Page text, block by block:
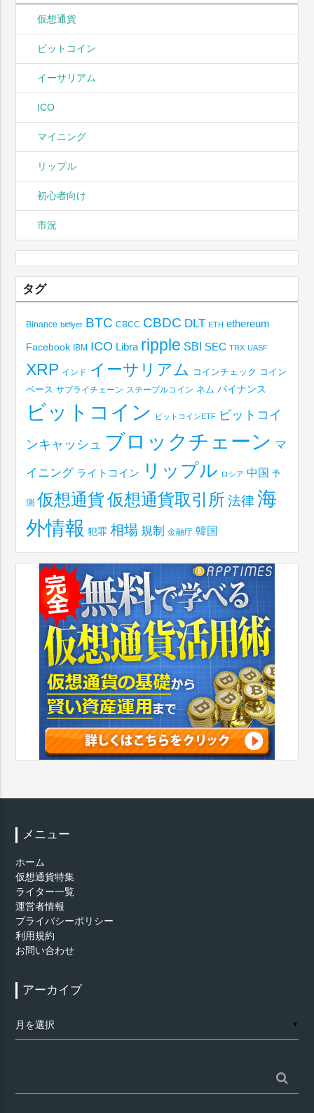
仮想通貨
ビットコイン
イーサリアム
ICO
マイニング
リップル
初心者向け
市況
タグ
Binance bitflyer BTC CBCC CBDC DLT ETH ethereum
Facebook IBM ICO Libra ripple SBI SEC TRX UASF
XRP インド イーサリアム コインチェック コイン
ベース サプライチェーン ステーブルコイン ネム バイナンス
ビットコイン ビットコインETF ビットコイ
ンキャッシュ ブロックチェーン マ
イニング ライトコイン リップル ロシア 中国 予
測 仮想通貨仮想通貨取引所 法律 海
外情報 犯罪 相場 規制 金融庁 韓国
メニュー
ホーム
仮想通貨特集
ライター一覧
運営者情報
プライバシーポリシー
利用規約
お問い合わせ
アーカイブ
ー
▼
索: